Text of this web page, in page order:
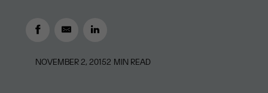
NOVEMBER 2, 20152 MIN READ